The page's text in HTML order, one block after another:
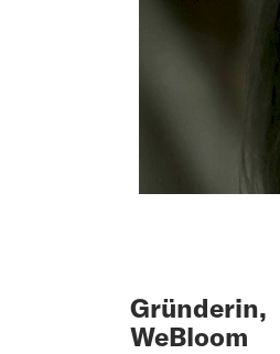
Gründerin,
WeBloom